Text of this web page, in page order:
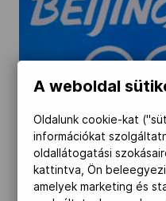
A weboldal
Oldalunk cookie-kat
információkat
oldallátogatási
kattintva, Ön
amelyek marketing és